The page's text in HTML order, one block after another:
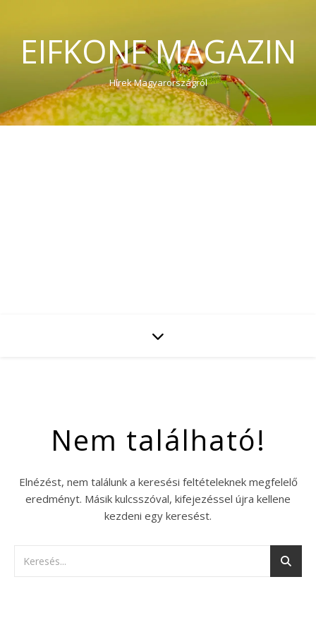
EIFKONF MAGAZIN
Hírek Magyarországról
Nem található!
Elnézést, nem találunk a keresési feltételeknek megfelelő
eredményt. Másik kulcsszóval, kifejezéssel újra kellene
kezdeni egy keresést.